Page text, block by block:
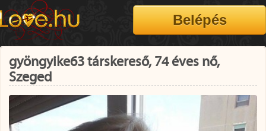
gyöngyike63 társkereső, 74 éves nő,
Szeged